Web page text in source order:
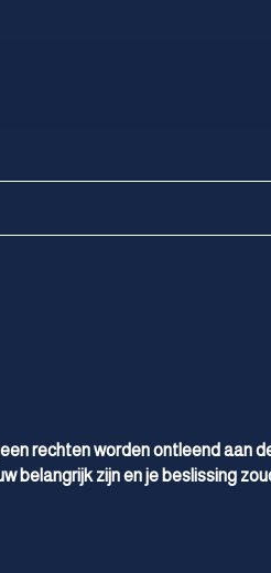
rechten worden ontleend aan
belangrijk zijn en je beslissing